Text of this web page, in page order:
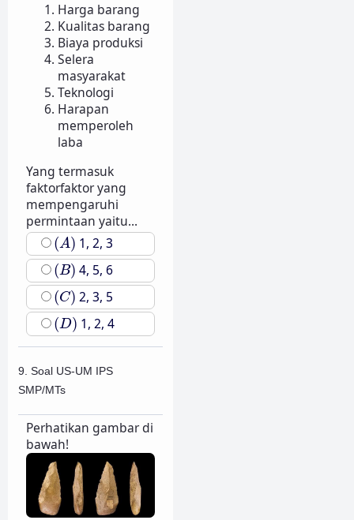
Harga barang
Kualitas barang
Biaya produksi
Selera
masyarakat
Teknologi
Harapan
memperoleh
laba
Yang termasuk
faktorfaktor yang
mempengaruhi
permintaan yaitu...
(A)
(A) 1, 2, 3
(B)
(B) 4, 5, 6
(C)
(C) 2, 3, 5
(D)
(D) 1, 2, 4
9. Soal US-UM IPS
SMP/MTs
Perhatikan gambar di
bawah!